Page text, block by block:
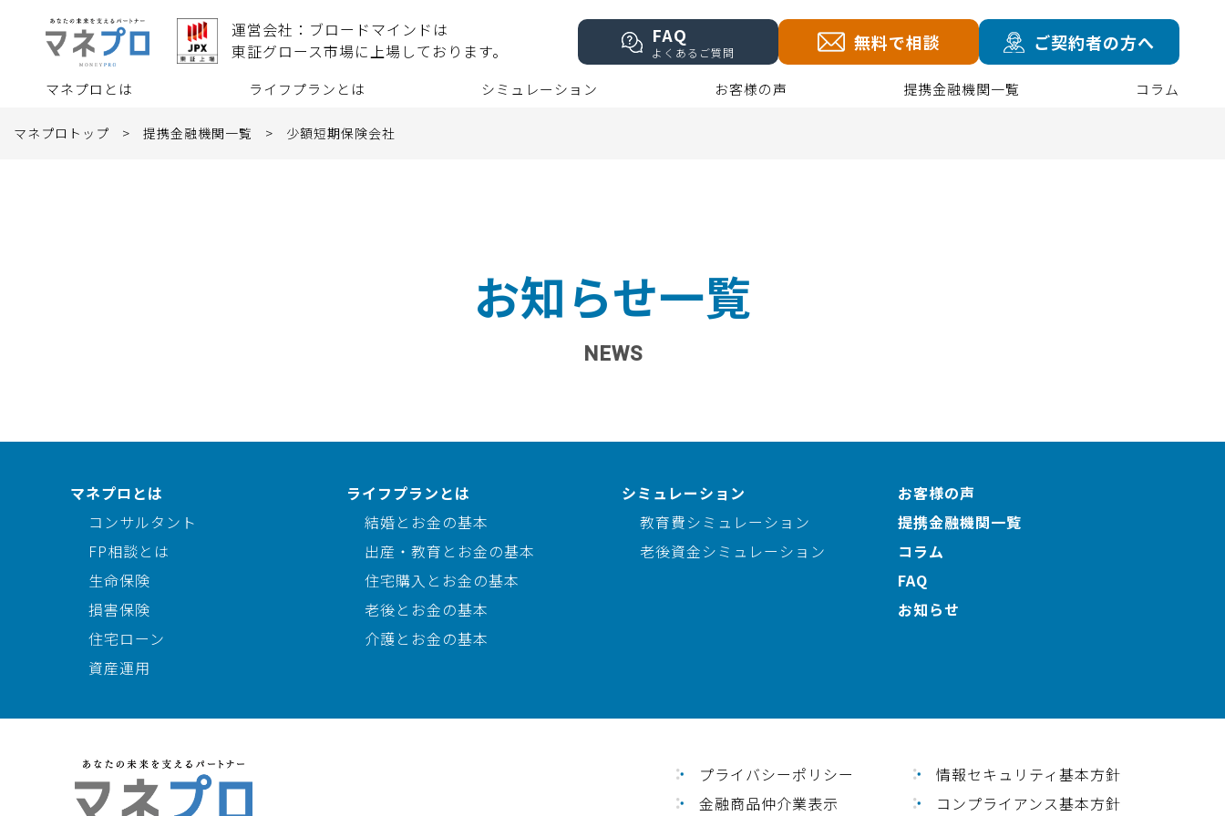
運営会社：ブロードマインドは
東証グロース市場に上場しております。
FAQ
よくあるご質問 無料で相談 ご契約者の方へ
マネプロとは ライフプランとは シミュレーション お客様の声 提携金融機関一覧 コラム
マネプロトップ > 提携金融機関一覧 > 少額短期保険会社
お知らせ一覧
NEWS
マネプロとは
コンサルタント
FP相談とは
生命保険
損害保険
住宅ローン
資産運用
ライフプランとは
結婚とお金の基本
出産・教育とお金の基本
住宅購入とお金の基本
老後とお金の基本
介護とお金の基本
シミュレーション
教育費シミュレーション
老後資金シミュレーション
お客様の声
提携金融機関一覧
コラム
FAQ
お知らせ
プライバシーポリシー
情報セキュリティ基本方針
金融商品仲介業表⽰
コンプライアンス基本方針